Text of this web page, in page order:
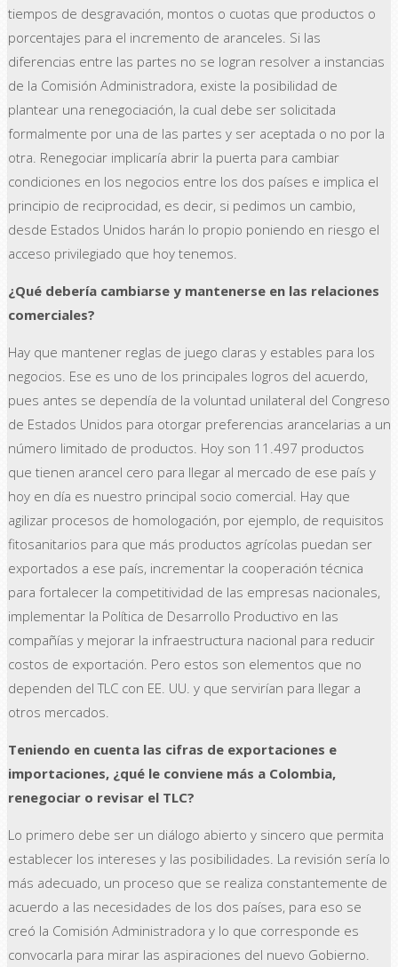
tiempos de desgravación, montos o cuotas que productos o
porcentajes para el incremento de aranceles. Si las
diferencias entre las partes no se logran resolver a instancias
de la Comisión Administradora, existe la posibilidad de
plantear una renegociación, la cual debe ser solicitada
formalmente por una de las partes y ser aceptada o no por la
otra. Renegociar implicaría abrir la puerta para cambiar
condiciones en los negocios entre los dos países e implica el
principio de reciprocidad, es decir, si pedimos un cambio,
desde Estados Unidos harán lo propio poniendo en riesgo el
acceso privilegiado que hoy tenemos.
¿Qué debería cambiarse y mantenerse en las relaciones
comerciales?
Hay que mantener reglas de juego claras y estables para los
negocios. Ese es uno de los principales logros del acuerdo,
pues antes se dependía de la voluntad unilateral del Congreso
de Estados Unidos para otorgar preferencias arancelarias a un
número limitado de productos. Hoy son 11.497 productos
que tienen arancel cero para llegar al mercado de ese país y
hoy en día es nuestro principal socio comercial. Hay que
agilizar procesos de homologación, por ejemplo, de requisitos
fitosanitarios para que más productos agrícolas puedan ser
exportados a ese país, incrementar la cooperación técnica
para fortalecer la competitividad de las empresas nacionales,
implementar la Política de Desarrollo Productivo en las
compañías y mejorar la infraestructura nacional para reducir
costos de exportación. Pero estos son elementos que no
dependen del TLC con EE. UU. y que servirían para llegar a
otros mercados.
Teniendo en cuenta las cifras de exportaciones e
importaciones, ¿qué le conviene más a Colombia,
renegociar o revisar el TLC?
Lo primero debe ser un diálogo abierto y sincero que permita
establecer los intereses y las posibilidades. La revisión sería lo
más adecuado, un proceso que se realiza constantemente de
acuerdo a las necesidades de los dos países, para eso se
creó la Comisión Administradora y lo que corresponde es
convocarla para mirar las aspiraciones del nuevo Gobierno.